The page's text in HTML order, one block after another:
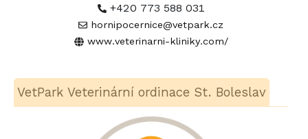
+420 773 588 031
hornipocernice@vetpark.cz
www.veterinarni-kliniky.com/
VetPark Veterinární ordinace St. Boleslav